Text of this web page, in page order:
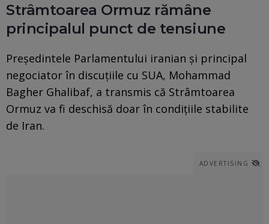
Strâmtoarea Ormuz rămâne
principalul punct de tensiune
Președintele Parlamentului iranian și principal
negociator în discuțiile cu SUA, Mohammad
Bagher Ghalibaf, a transmis că Strâmtoarea
Ormuz va fi deschisă doar în condițiile stabilite
de Iran.
ADVERTISING